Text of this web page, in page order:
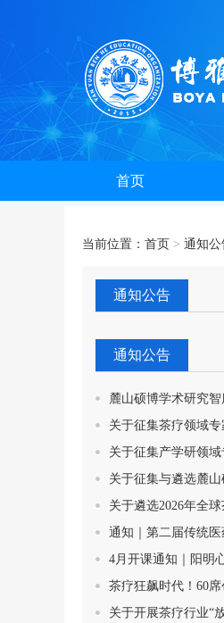
首页
当前位置： 首页 > 通知公
通知公告
通知公告
麓山硕博学术研究智
关于征集茶疗领域
关于征集产学研领
关于征集与遴选麓
关于遴选2026年全
通知｜第二届传统
4月开课通知｜阳明
茶疗狂飙时代！60
关于开展茶疗行业“